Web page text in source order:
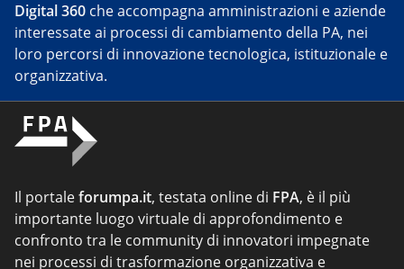
Digital 360 che accompagna amministrazioni e aziende
interessate ai processi di cambiamento della PA, nei
loro percorsi di innovazione tecnologica, istituzionale e
organizzativa.
Il portaleforumpa.it, testata online di FPA, è il più
importante luogo virtuale di approfondimento e
confronto tra le community di innovatori impegnate
nei processi di trasformazione organizzativa e